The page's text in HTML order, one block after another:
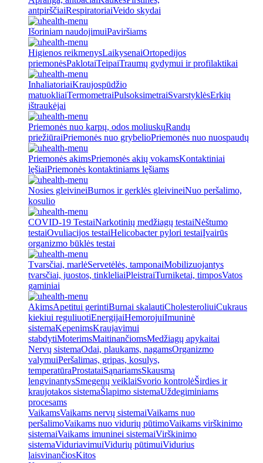
antpirščiaiRespiratoriaiVeido skydai
Išoriniam naudojimuiPaviršiams
Higienos reikmenysLaikysenaiOrtopedijos
priemonėsPaklotaiTeipaiTraumų gydymui ir profilaktikai
InhaliatoriaiKraujospūdžio
matuokliaiTermometraiPulsoksimetraiSvarstyklėsErkių
ištraukėjai
Priemonės nuo karpų, odos moliuskųRandų
priežiūraiPriemonės nuo grybelioPriemonės nuo nuospaudų
Priemonės akimsPriemonės akių vokamsKontaktiniai
lęšiaiPriemonės kontaktiniams lęšiams
Nosies gleivineiBurnos ir gerklės gleivineiNuo peršalimo,
kosulio
COVID-19 TestaiNarkotinių medžiagų testaiNėštumo
testaiOvuliacijos testaiHelicobacter pylori testaiĮvairūs
organizmo būklės testai
Tvarsčiai, marlėServetėlės, tamponaiMobilizuojantys
tvarsčiai, juostos, tinkleliaiPleistraiTurniketai, timposVatos
gaminiai
AkimsApetitui gerintiBurnai skalautiCholesteroliuiCukraus
kiekiui reguliuotiEnergijaiHemorojuiImuninė
sistemaKepenimsKraujavimui
stabdytiMoterimsMaitinančiomsMedžiagų apykaitai
Nervų sistemaOdai, plaukams, nagamsOrganizmo
valymuiPeršalimas, gripas, kosulys,
temperatūraProstataiSąnariamsSkausmą
lengvinantysSmegenų veiklaiSvorio kontrolėŠirdies ir
kraujotakos sistemaŠlapimo sistemaUždegiminiams
procesams
VaikamsVaikams nervų sistemaiVaikams nuo
peršalimoVaikams nuo vidurių pūtimoVaikams virškinimo
sistemaiVaikams imuninei sistemaiVirškinimo
sistemaViduriavimuiVidurių pūtimuiVidurius
laisvinančiosKitos